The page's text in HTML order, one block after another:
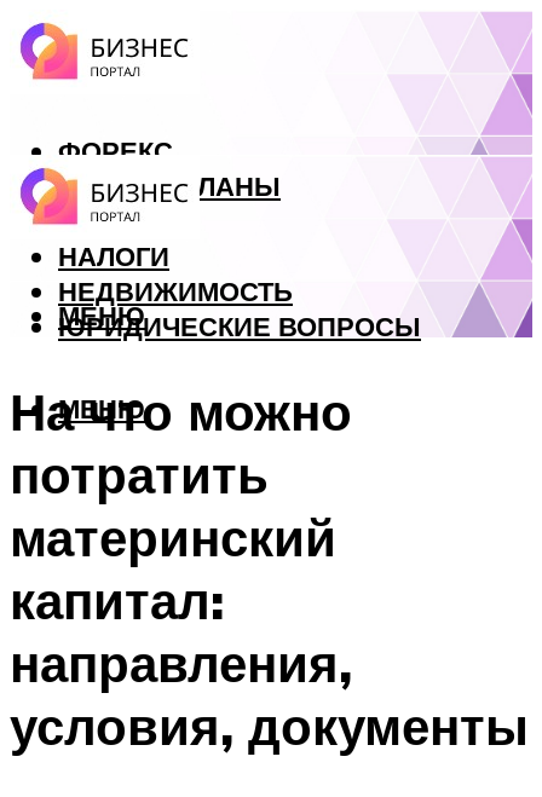
ФОРЕКС
БИЗНЕС ПЛАНЫ
КРЕДИТЫ
НАЛОГИ
НЕДВИЖИМОСТЬ
ЮРИДИЧЕСКИЕ ВОПРОСЫ
МЕНЮ
МЕНЮ
На что можно
потратить
материнский
капитал:
направления,
условия, документы